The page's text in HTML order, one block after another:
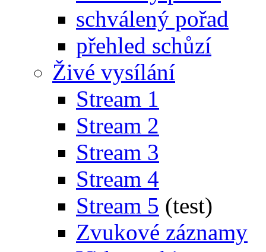
schválený pořad
přehled schůzí
Živé vysílání
Stream 1
Stream 2
Stream 3
Stream 4
Stream 5 (test)
Zvukové záznamy